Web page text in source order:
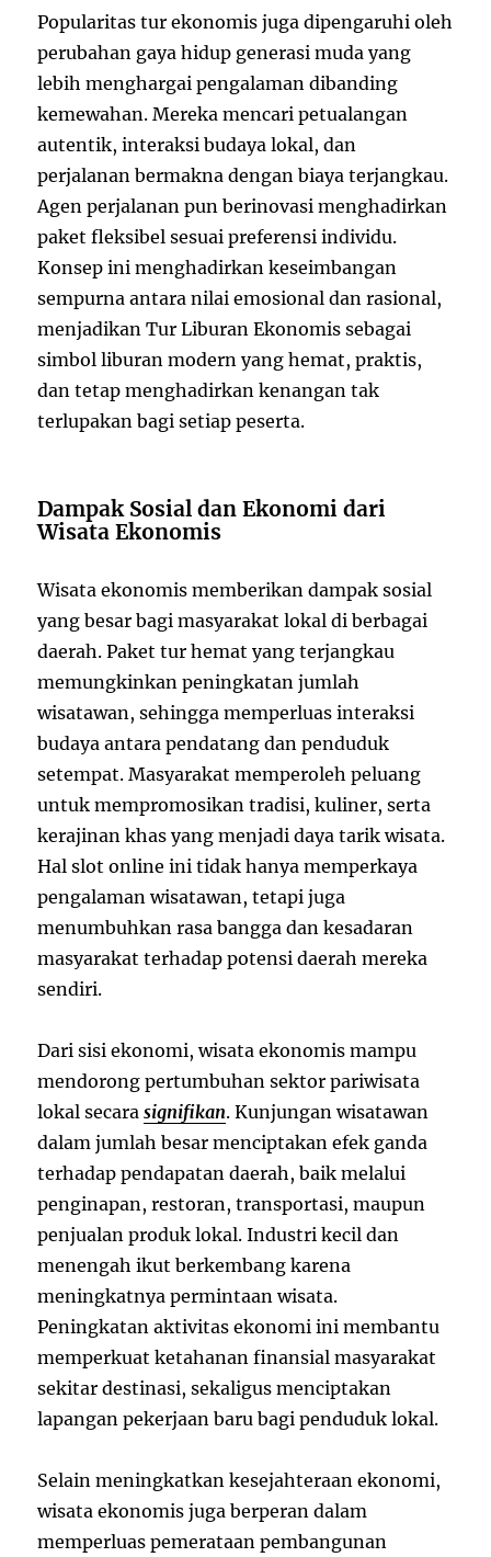
Popularitas tur ekonomis juga dipengaruhi oleh
perubahan gaya hidup generasi muda yang
lebih menghargai pengalaman dibanding
kemewahan. Mereka mencari petualangan
autentik, interaksi budaya lokal, dan
perjalanan bermakna dengan biaya terjangkau.
Agen perjalanan pun berinovasi menghadirkan
paket fleksibel sesuai preferensi individu.
Konsep ini menghadirkan keseimbangan
sempurna antara nilai emosional dan rasional,
menjadikan Tur Liburan Ekonomis sebagai
simbol liburan modern yang hemat, praktis,
dan tetap menghadirkan kenangan tak
terlupakan bagi setiap peserta.
Dampak Sosial dan Ekonomi dari
Wisata Ekonomis
Wisata ekonomis memberikan dampak sosial
yang besar bagi masyarakat lokal di berbagai
daerah. Paket tur hemat yang terjangkau
memungkinkan peningkatan jumlah
wisatawan, sehingga memperluas interaksi
budaya antara pendatang dan penduduk
setempat. Masyarakat memperoleh peluang
untuk mempromosikan tradisi, kuliner, serta
kerajinan khas yang menjadi daya tarik wisata.
Hal slot online ini tidak hanya memperkaya
pengalaman wisatawan, tetapi juga
menumbuhkan rasa bangga dan kesadaran
masyarakat terhadap potensi daerah mereka
sendiri.
Dari sisi ekonomi, wisata ekonomis mampu
mendorong pertumbuhan sektor pariwisata
lokal secarasignifikan. Kunjungan wisatawan
dalam jumlah besar menciptakan efek ganda
terhadap pendapatan daerah, baik melalui
penginapan, restoran, transportasi, maupun
penjualan produk lokal. Industri kecil dan
menengah ikut berkembang karena
meningkatnya permintaan wisata.
Peningkatan aktivitas ekonomi ini membantu
memperkuat ketahanan finansial masyarakat
sekitar destinasi, sekaligus menciptakan
lapangan pekerjaan baru bagi penduduk lokal.
Selain meningkatkan kesejahteraan ekonomi,
wisata ekonomis juga berperan dalam
memperluas pemerataan pembangunan